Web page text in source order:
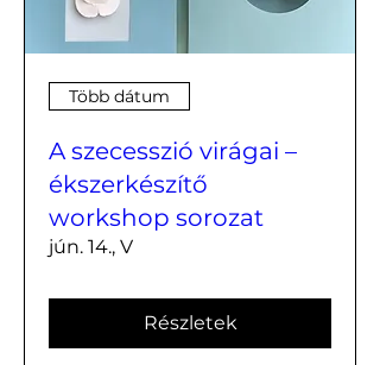
Több dátum
A szecesszió virágai –
ékszerkészítő
workshop sorozat
jún. 14., V
Részletek